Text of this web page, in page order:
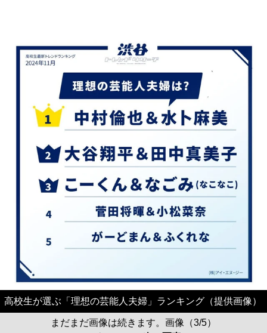
高校生が選ぶ「理想の芸能人夫婦」ランキング（提供画像）
まだまだ画像は続きます。画像（3/5）